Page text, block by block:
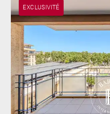
EXCLUSIVITÉ